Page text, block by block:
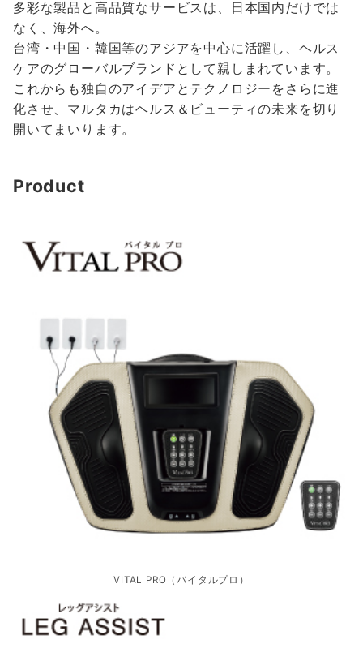
多彩な製品と高品質なサービスは、日本国内だけでは
なく、海外へ。
台湾・中国・韓国等のアジアを中心に活躍し、ヘルス
ケアのグローバルブランドとして親しまれています。
これからも独自のアイデアとテクノロジーをさらに進
化させ、マルタカはヘルス＆ビューティの未来を切り
開いてまいります。
Product
VITAL PRO（バイタルプロ）